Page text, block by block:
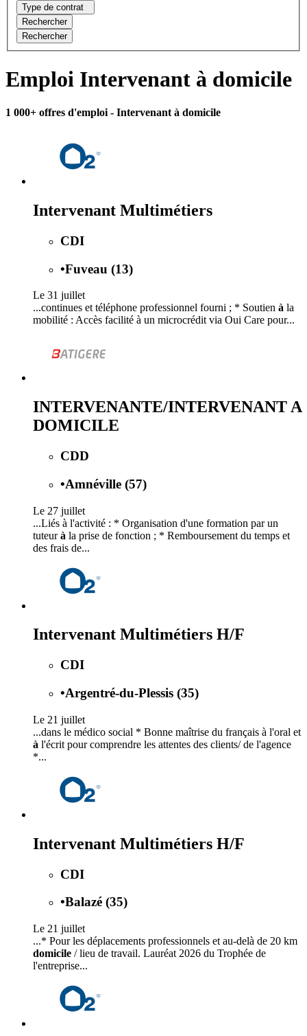
Type de contrat
Rechercher
Rechercher
Emploi Intervenant à domicile
1 000+ offres d'emploi - Intervenant à domicile
Intervenant Multimétiers
CDI
•Fuveau (13)
Le 31 juillet
...continues et téléphone professionnel fourni ; * Soutien à la
mobilité : Accès facilité à un microcrédit via Oui Care pour...
INTERVENANTE/INTERVENANT A
DOMICILE
CDD
•Amnéville (57)
Le 27 juillet
...Liés à l'activité : * Organisation d'une formation par un
tuteurà la prise de fonction ; * Remboursement du temps et
des frais de...
Intervenant Multimétiers H/F
CDI
•Argentré-du-Plessis (35)
Le 21 juillet
...dans le médico social * Bonne maîtrise du français à l'oral et
à l'écrit pour comprendre les attentes des clients/ de l'agence
*...
Intervenant Multimétiers H/F
CDI
•Balazé (35)
Le 21 juillet
...* Pour les déplacements professionnels et au-delà de 20 km
domicile / lieu de travail. Lauréat 2026 du Trophée de
l'entreprise...